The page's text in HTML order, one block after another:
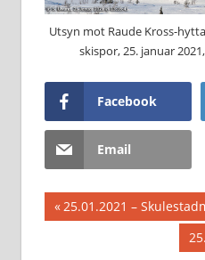
Utsyn mot Raude Kross-
skispor, 25. januar
Facebook
Email
Previous
Post:
25.01.2021 –